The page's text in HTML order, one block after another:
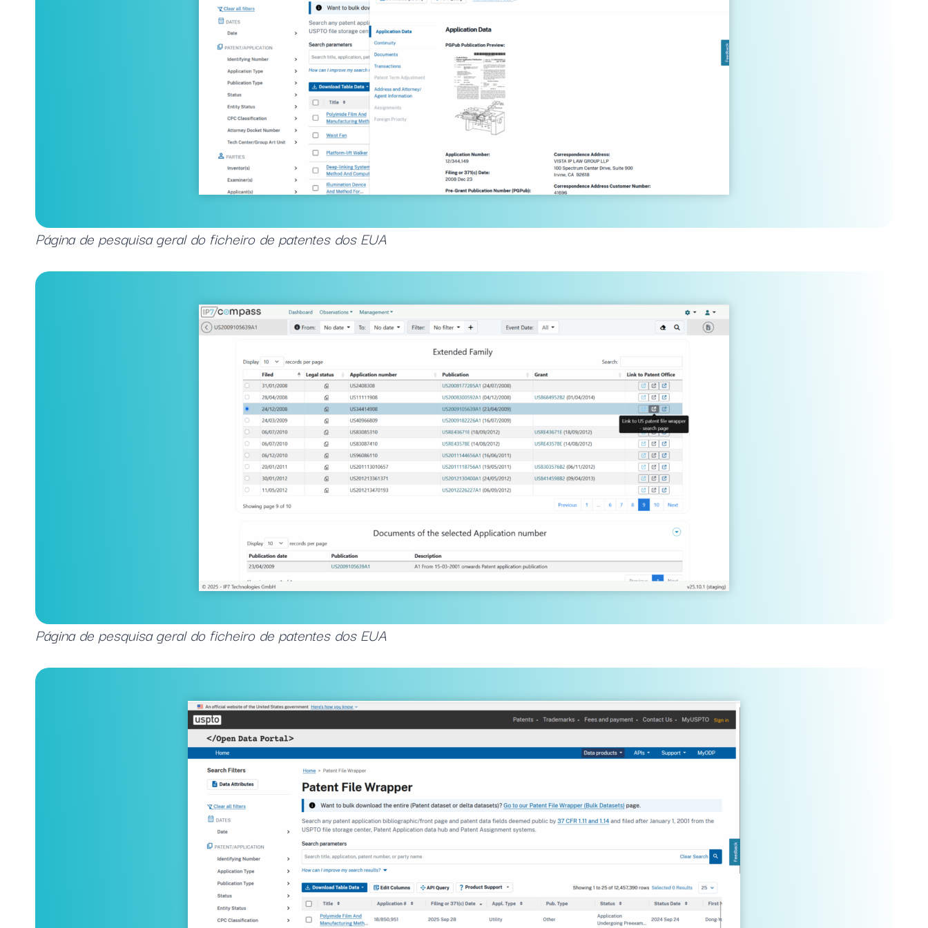
Página de pesquisa geral do ficheiro de patentes dos EUA
Página de pesquisa geral do ficheiro de patentes dos EUA